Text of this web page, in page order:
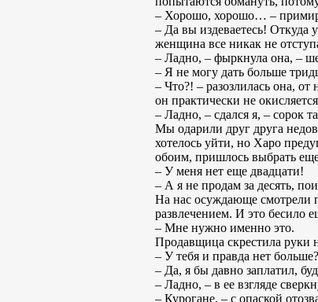
– Хорошо, хорошо… –
– Да вы издеваетесь! Откуда
женщина все никак не
– Ладно, – фыркнула она, –
– Я не могу дать больше
– Что?! – разозлилась она,
он практически не
– Ладно, – сдался я, – сорок
Мы одарили друг друга
хотелось уйти, но Харо
обоим, пришлось выбрать
– У меня нет еще двадцати!
– А я не продам за десять,
На нас осуждающе смотрели
развлечением. И это бесило
– Мне нужно именно это.
Продавщица скрестила руки
– У тебя и правда нет
– Да, я бы давно заплатил,
– Ладно, – в ее взгляде
– Курогане, – с опаской